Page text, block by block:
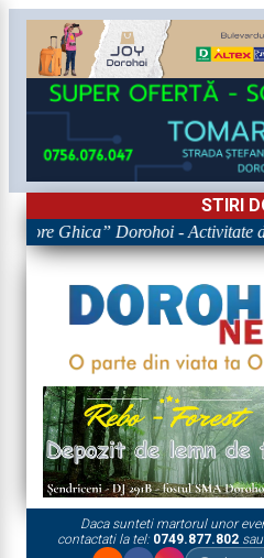
STIRI
Ghica” Dorohoi - Activitate
Daca sunteti martorul unor
contactati la tel: 0749.877.802sau